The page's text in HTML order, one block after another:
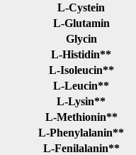
L-Cystein
L-Glutamin
Glycin
L-Histidin**
L-Isoleucin**
L-Leucin**
L-Lysin**
L-Methionin**
L-Phenylalanin**
L-Fenilalanin**